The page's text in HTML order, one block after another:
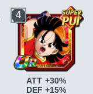
Race saiyan
ATT
+10%
Combat acharnéATT
+15%
Combat acharnéATT
+20%
Pouvoir
légendaireATT
+10% si ATT SP
Pouvoir
4
ATT +30%
DEF +15%